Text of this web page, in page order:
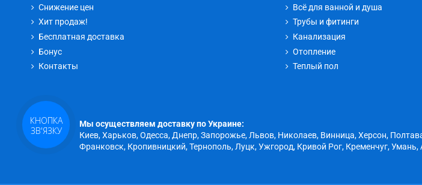
Снижение цен
Хит продаж!
Бесплатная доставка
Бонус
Контакты
Всё для ванной и душа
Трубы и фитинги
Канализация
Отопление
Теплый пол
Мы осуществляем доставку по Украине:
Киев, Харьков, Одесса, Днепр, Запорожье, Львов, Николаев, Винница, Херсон,
Франковск, Кропивницкий, Тернополь, Луцк, Ужгород, Кривой Рог, Кременчуг,
КНОПКА
ЗВ'ЯЗКУ